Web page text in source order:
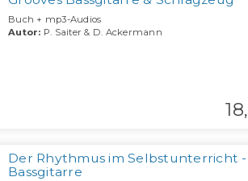
Buch + mp3-Audios
Autor: P. Saiter & D. Ackermann
18,
Der Rhythmus im Selbstunterricht -
Bassgitarre